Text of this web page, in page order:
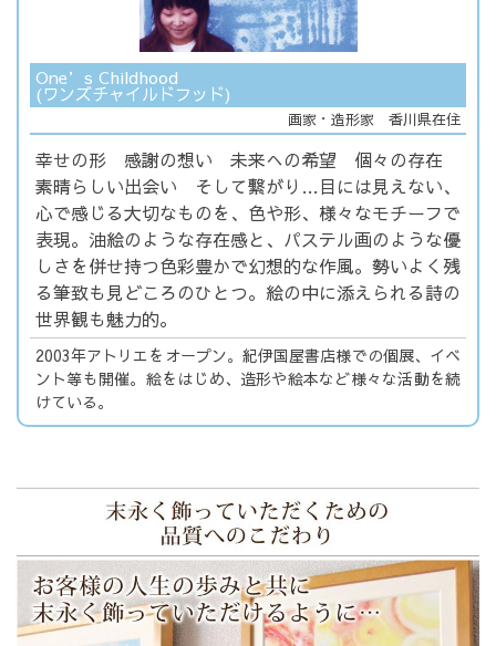
One’s Childhood
(ワンズチャイルドフッド)
画家・造形家 香川県在住
幸せの形 感謝の想い 未来への希望 個々の存在
素晴らしい出会い そして繋がり…目には見えない、
心で感じる大切なものを、色や形、様々なモチーフで
表現。油絵のような存在感と、パステル画のような優
しさを併せ持つ色彩豊かで幻想的な作風。勢いよく残
る筆致も見どころのひとつ。絵の中に添えられる詩の
世界観も魅力的。
2003年アトリエをオープン。紀伊国屋書店様での個展、イベ
ント等も開催。絵をはじめ、造形や絵本など様々な活動を続
けている。